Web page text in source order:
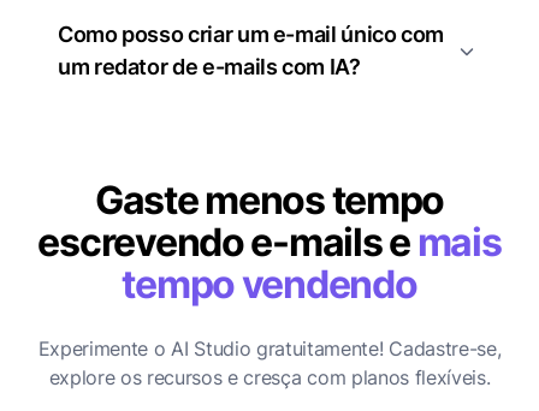
Como posso criar um e-mail único com
um redator de e-mails com IA?
Gaste menos tempo
escrevendo e-mails e mais
tempo vendendo
Experimente o AI Studio gratuitamente! Cadastre-se,
explore os recursos e cresça com planos flexíveis.